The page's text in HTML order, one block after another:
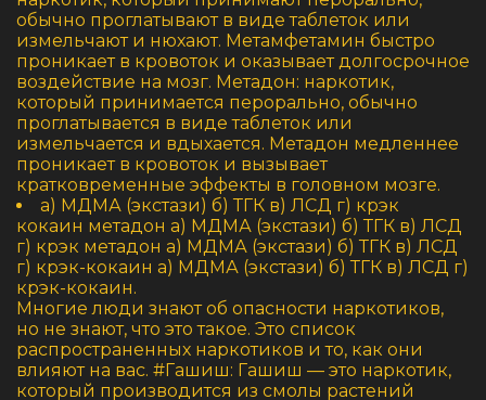
обычно проглатывают в виде таблеток или
измельчают и нюхают. Метамфетамин быстро
проникает в кровоток и оказывает долгосрочное
воздействие на мозг. Метадон: наркотик,
который принимается перорально, обычно
проглатывается в виде таблеток или
измельчается и вдыхается. Метадон медленнее
проникает в кровоток и вызывает
кратковременные эффекты в головном мозге.
а) МДМА (экстази) б) ТГК в) ЛСД г) крэк
кокаин метадон а) МДМА (экстази) б) ТГК в) ЛСД
г) крэк метадон а) МДМА (экстази) б) ТГК в) ЛСД
г) крэк-кокаин а) МДМА (экстази) б) ТГК в) ЛСД г)
крэк-кокаин.
Многие люди знают об опасности наркотиков,
но не знают, что это такое. Это список
распространенных наркотиков и то, как они
влияют на вас. #Гашиш: Гашиш — это наркотик,
который производится из смолы растений